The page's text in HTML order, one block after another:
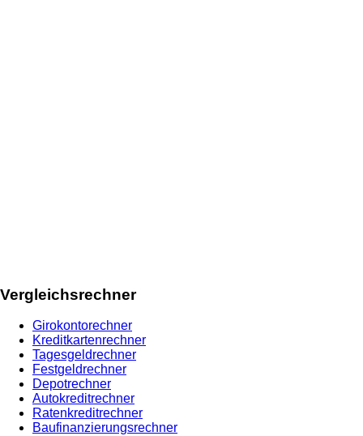
Vergleichsrechner
Girokontorechner
Kreditkartenrechner
Tagesgeldrechner
Festgeldrechner
Depotrechner
Autokreditrechner
Ratenkreditrechner
Baufinanzierungsrechner